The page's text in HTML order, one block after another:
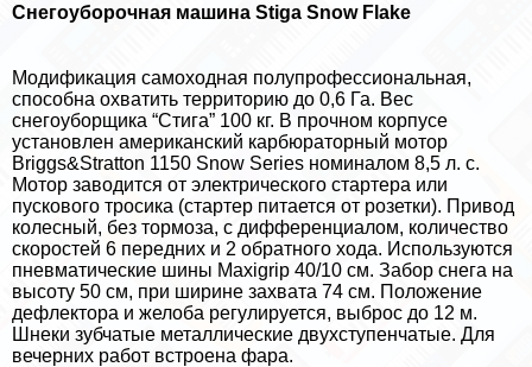
Снегоуборочная машина Stiga Snow Flake
Модификация самоходная полупрофессиональная,
способна охватить территорию до 0,6 Га. Вес
снегоуборщика “Стига” 100 кг. В прочном корпусе
установлен американский карбюраторный мотор
Briggs&Stratton 1150 Snow Series номиналом 8,5 л. с.
Мотор заводится от электрического стартера или
пускового тросика (стартер питается от розетки). Привод
колесный, без тормоза, с дифференциалом, количество
скоростей 6 передних и 2 обратного хода. Используются
пневматические шины Maxigrip 40/10 см. Забор снега на
высоту 50 см, при ширине захвата 74 см. Положение
дефлектора и желоба регулируется, выброс до 12 м.
Шнеки зубчатые металлические двухступенчатые. Для
вечерних работ встроена фара.